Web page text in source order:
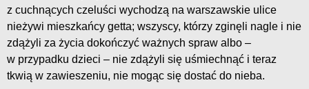
z cuchnących czeluści wychodzą na warszawskie ulice
nieżywi mieszkańcy getta; wszyscy, którzy zginęli nagle i nie
zdążyli za życia dokończyć ważnych spraw albo –
w przypadku dzieci – nie zdążyli się uśmiechnąć i teraz
tkwią w zawieszeniu, nie mogąc się dostać do nieba.